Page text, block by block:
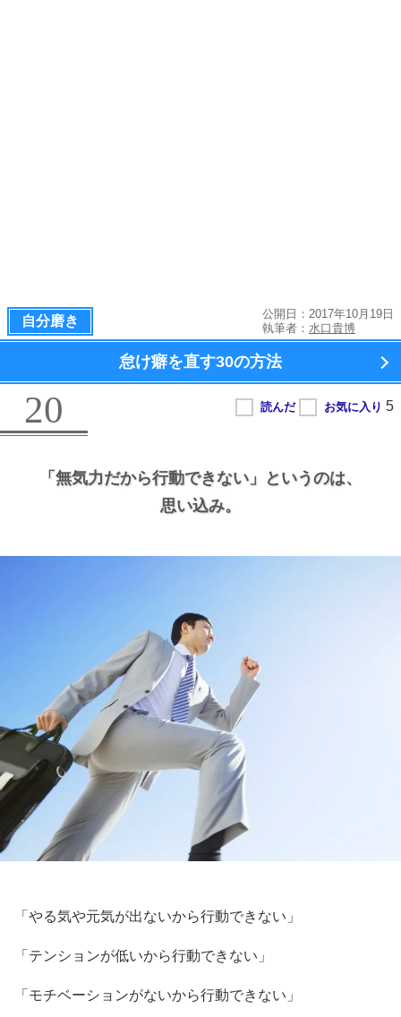
自分磨き
公開日：2017年10月19日
執筆者： 水口貴博
怠け癖を直す30の方法
20
「無気力だから行動できない」というのは、
思い込み。
「やる気や元気が出ないから行動できない」
「テンションが低いから行動できない」
「モチベーションがないから行動できない」